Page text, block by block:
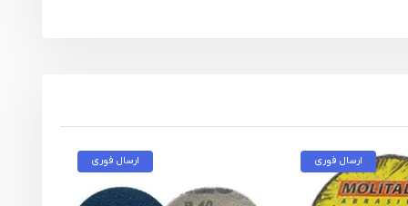
ارسال فوری ارسال فوری